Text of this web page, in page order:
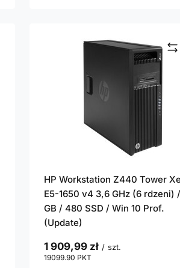
HP Workstation Z440 Tower
E5-1650 v4 3,6 GHz (6 rdzeni)
GB / 480 SSD / Win 10 Prof.
(Update)
1 909,99 zł / szt.
19099.90 PKT